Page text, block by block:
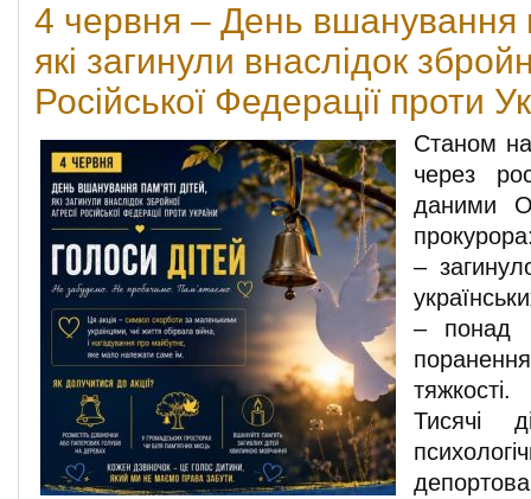
4 червня – День вшанування
які загинули внаслідок
Російської Федерації проти
Станом
через
даними
–
– понад
тяжкості.
Тисячі